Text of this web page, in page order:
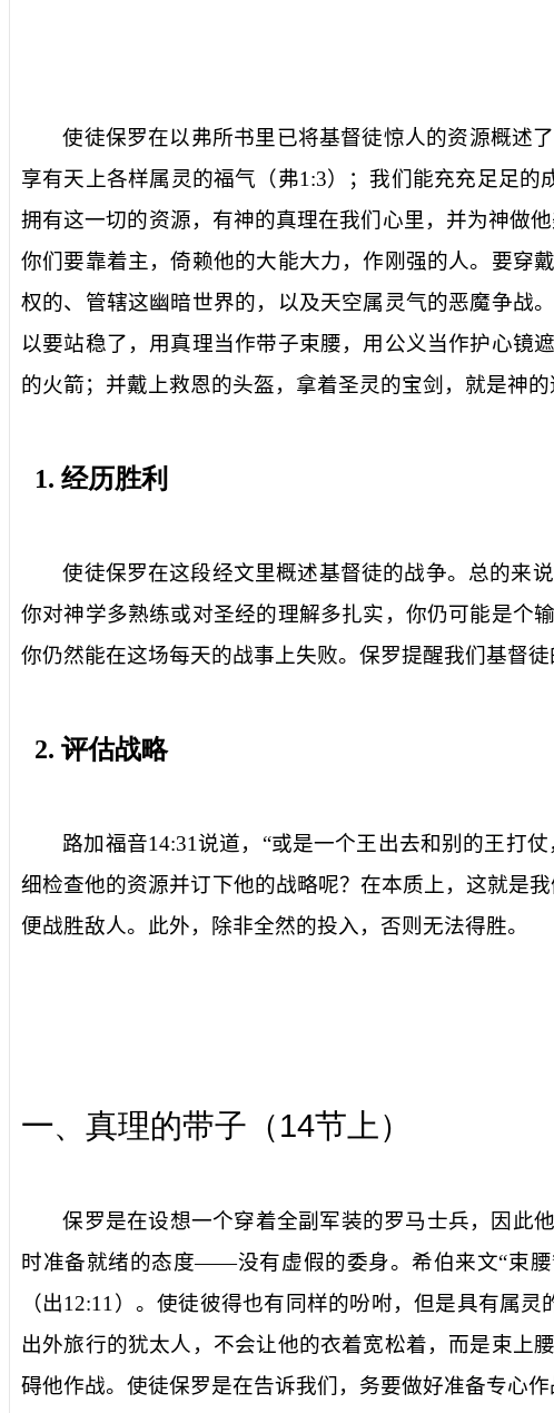
使徒保罗在以弗所书里已将基督徒惊人的资源概述
享有天上各样属灵的福气（弗1:3）；我们能充充足足的
拥有这一切的资源，有神的真理在我们心里，并为神做
你们要靠着主，倚赖他的大能大力，作刚强的人。要穿
权的、管辖这幽暗世界的，以及天空属灵气的恶魔争战
以要站稳了，用真理当作带子束腰，用公义当作护心镜
的火箭；并戴上救恩的头盔，拿着圣灵的宝剑，就是神的
1.经历胜利
使徒保罗在这段经文里概述基督徒的战争。总的来
你对神学多熟练或对圣经的理解多扎实，你仍可能是个
你仍然能在这场每天的战事上失败。保罗提醒我们基督
2.评估战略
路加福音14:31说道，“或是一个王出去和别的王打
细检查他的资源并订下他的战略呢？在本质上，这就是
便战胜敌人。此外，除非全然的投入，否则无法得胜。
一、真理的带子（14节上）
保罗是在设想一个穿着全副军装的罗马士兵，因此
时准备就绪的态度——没有虚假的委身。希伯来文“束
（出12:11 ）。使徒彼得也有同样的吩咐，但是具有属灵
出外旅行的犹太人，不会让他的衣着宽松着，而是束上
碍他作战。使徒保罗是在告诉我们，务要做好准备专心作